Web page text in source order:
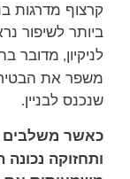
קרצוף מדרגות
ביותר לשיפור
לניקיון, מדובר
משפר את
שנכנס לבניין.
כאשר משלבים
ותחזוקה